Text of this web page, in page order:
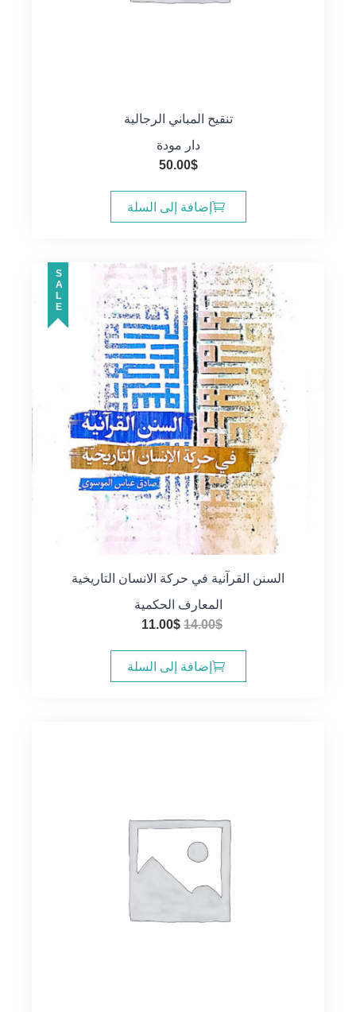
تنقيح المباني الرجالية
دار مودة
50.00$
إضافة إلى السلة
SALE
السنن القرآنية في حركة الانسان التاريخية
المعارف الحكمية
14.00$
السعر
هو:
14.00$.
11.00$
هو:
11.00$.
إضافة إلى السلة